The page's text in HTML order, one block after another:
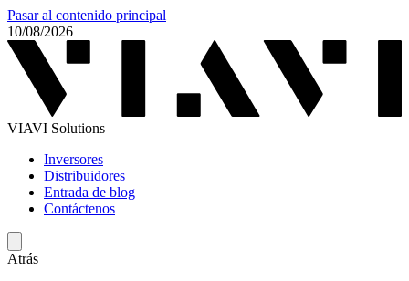
Pasar al contenido principal
10/08/2026
VIAVI Solutions
Inversores
Distribuidores
Entrada de blog
Contáctenos
Atrás